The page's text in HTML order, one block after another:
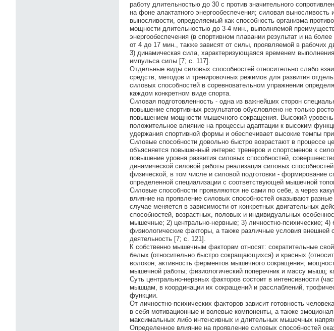
работу длительностью до 30 с против значительного
на фоне алактатного энергообеспечения; силовая
выносливости, определяемый как способность организма
мощности длительностью до 3-4 мин., выполняемой
энергообеспечения (в спортивном плавании результат и на
от 4 до 17 мин., также зависят от силы, проявляемой в рабочих
3) динамическая сила, характеризующаяся временем
импульса силы [7; с. 117].
Отдельные виды силовых способностей относительно слабо
средств, методов и тренировочных режимов для развития
силовых способностей в соревновательном упражнении
каждом конкретном виде спорта.
Силовая подготовленность - одна из важнейших сторон
повышение спортивных результатов обусловлено не только
повышением мощности мышечного сокращения. Высокий уровень
положительное влияние на процессы адаптации к высоким
удержания спортивной формы и обеспечивает высокие темпы
Силовые способности довольно быстро возрастают в процессе
объясняется повышенный интерес тренеров и спортсменов к
повышение уровня развития силовых способностей,
динамической силовой работы реализация силовых
физической, в том числе и силовой подготовки - формирование
определенной специализации с соответствующей мышечной
Силовые способности проявляются не сами по себе, а через
влияние на проявление силовых способностей оказывают
случае меняется в зависимости от конкретных двигательных
способностей, возрастных, половых и индивидуальных
мышечные; 2) центрально-нервные; 3) личностно-психические; 4)
физиологические факторы, а также различные условия внешней
деятельность [7; с. 121].
К собственно мышечным факторам относят: сократительные
белых (относительно быстро сокращающихся) и красных
волокон; активность ферментов мышечного сокращения;
мышечной работы; физиологический поперечник и массу мышц;
Суть центрально-нервных факторов состоит в интенсивности
мышцам, в координации их сокращений и расслаблений,
функции.
От личностно-психических факторов зависит готовность
в себя мотивационные и волевые компоненты, а также
максимальных либо интенсивных и длительных мышечных
Определенное влияние на проявление силовых способностей